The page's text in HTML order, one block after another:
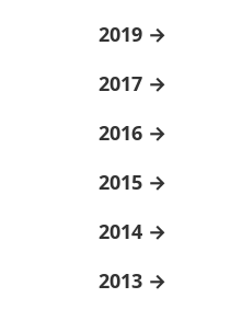
2019
2017
2016
2015
2014
2013